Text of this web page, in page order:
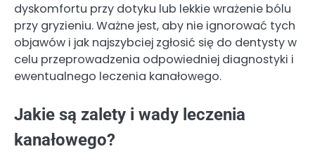
dyskomfortu przy dotyku lub lekkie wrażenie bólu
przy gryzieniu. Ważne jest, aby nie ignorować tych
objawów i jak najszybciej zgłosić się do dentysty w
celu przeprowadzenia odpowiedniej diagnostyki i
ewentualnego leczenia kanałowego.
Jakie są zalety i wady leczenia
kanałowego?